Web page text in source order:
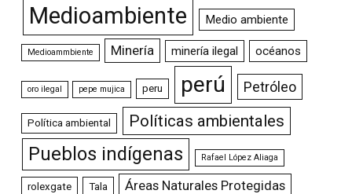
Medioambiente Medio ambiente
Medioammbiente Minería minería ilegal océanos
oro ilegal pepe mujica peru perú Petróleo
Política ambiental Políticas ambientales
Pueblos indígenas Rafael López Aliaga
rolexgate Tala Áreas Naturales Protegidas